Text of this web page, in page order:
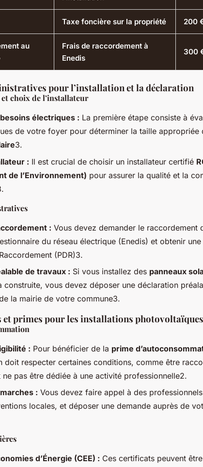
Taxe foncière sur la propriété 200
au
Frais de raccordement à
Enedis
300
pour l’installation et la déclaration
choix de l’installateur
électriques : La première étape consiste à
de votre foyer pour déterminer la taille appropriée
3.
: Il est crucial de choisir un installateur certifié
de l’Environnement) pour assurer la qualité et la
: Vous devez demander le raccordement
du réseau électrique (Enedis) et obtenir une
(PDR)3.
de travaux : Si vous installez des panneaux
construite, vous devez déposer une déclaration
la mairie de votre commune3.
et primes pour les installations photovoltaïques
: Pour bénéficier de la prime
doit respecter certaines conditions, comme être
ne pas être dédiée à une activité professionnelle2.
: Vous devez faire appel à des professionnels
locales, et déposer une demande auprès de
d’Énergie (CEE) : Ces certificats peuvent